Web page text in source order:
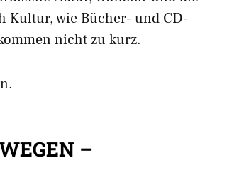
Kultur, wie Bücher- und CD-
nicht zu kurz.
–